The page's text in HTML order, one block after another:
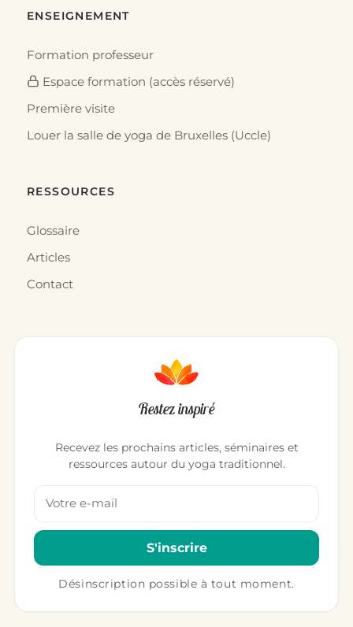
ENSEIGNEMENT
Formation professeur
Espace formation (accès réservé)
Première visite
Louer la salle de yoga de Bruxelles (Uccle)
RESSOURCES
Glossaire
Articles
Contact
Restez inspiré
Recevez les prochains articles, séminaires et
ressources autour du yoga traditionnel.
S'inscrire
Désinscription possible à tout moment.